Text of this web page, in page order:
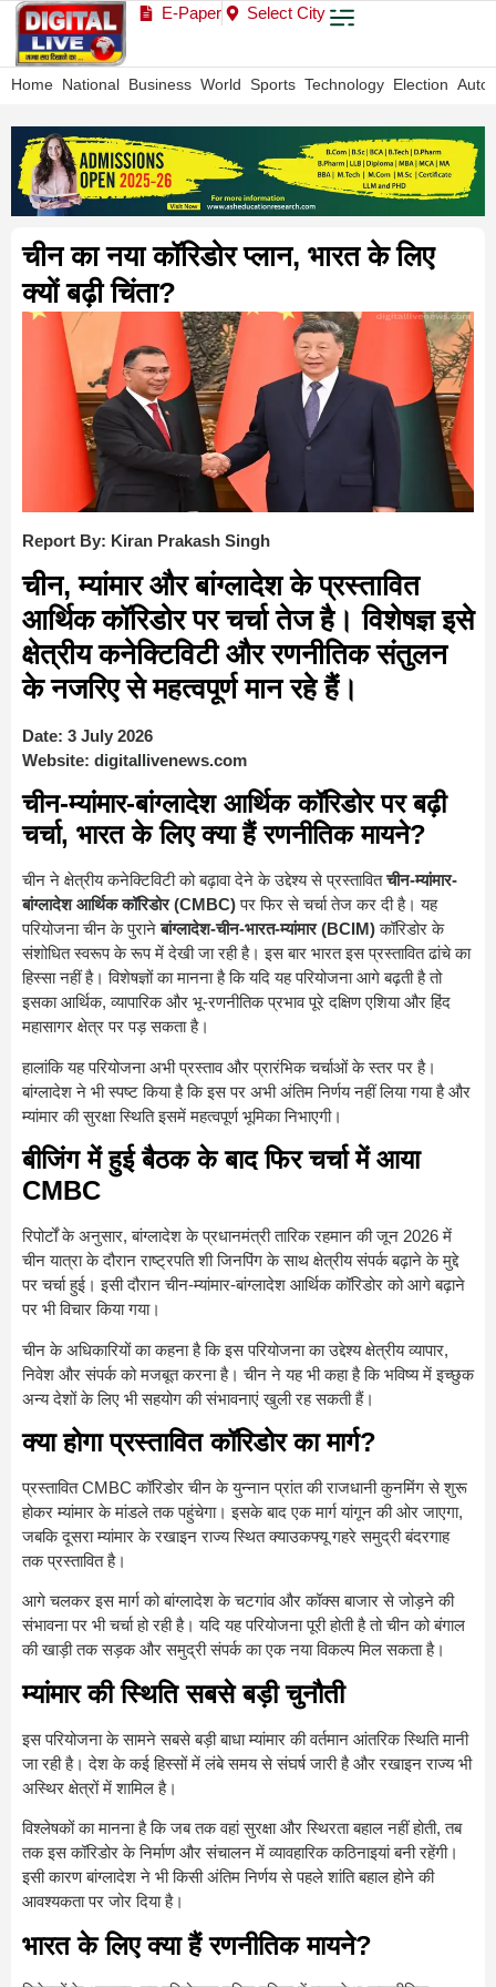
E-Paper Select City
Home National Business World Sports Technology Election Auto
चीन का नया कॉरिडोर प्लान, भारत के लिए
क्यों बढ़ी चिंता?
Report By: Kiran Prakash Singh
चीन, म्यांमार और बांग्लादेश के प्रस्तावित
आर्थिक कॉरिडोर पर चर्चा तेज है। विशेषज्ञ इसे
क्षेत्रीय कनेक्टिविटी और रणनीतिक संतुलन
के नजरिए से महत्वपूर्ण मान रहे हैं।
Date: 3 July 2026
Website: digitallivenews.com
चीन-म्यांमार-बांग्लादेश आर्थिक कॉरिडोर पर बढ़ी
चर्चा, भारत के लिए क्या हैं रणनीतिक मायने?
चीन ने क्षेत्रीय कनेक्टिविटी को बढ़ावा देने के उद्देश्य से प्रस्तावितचीन-म्यांमार-
बांग्लादेश आर्थिक कॉरिडोर (CMBC)पर फिर से चर्चा तेज कर दी है। यह
परियोजना चीन के पुरानेबांग्लादेश-चीन-भारत-म्यांमार (BCIM)कॉरिडोर के
संशोधित स्वरूप के रूप में देखी जा रही है। इस बार भारत इस प्रस्तावित ढांचे का
हिस्सा नहीं है। विशेषज्ञों का मानना है कि यदि यह परियोजना आगे बढ़ती है तो
इसका आर्थिक, व्यापारिक और भू-रणनीतिक प्रभाव पूरे दक्षिण एशिया और हिंद
महासागर क्षेत्र पर पड़ सकता है।
हालांकि यह परियोजना अभी प्रस्ताव और प्रारंभिक चर्चाओं के स्तर पर है।
बांग्लादेश ने भी स्पष्ट किया है कि इस पर अभी अंतिम निर्णय नहीं लिया गया है और
म्यांमार की सुरक्षा स्थिति इसमें महत्वपूर्ण भूमिका निभाएगी।
बीजिंग में हुई बैठक के बाद फिर चर्चा में आया
CMBC
रिपोर्टों के अनुसार, बांग्लादेश के प्रधानमंत्री तारिक रहमान की जून 2026 में
चीन यात्रा के दौरान राष्ट्रपति शी जिनपिंग के साथ क्षेत्रीय संपर्क बढ़ाने के मुद्दे
पर चर्चा हुई। इसी दौरान चीन-म्यांमार-बांग्लादेश आर्थिक कॉरिडोर को आगे बढ़ाने
पर भी विचार किया गया।
चीन के अधिकारियों का कहना है कि इस परियोजना का उद्देश्य क्षेत्रीय व्यापार,
निवेश और संपर्क को मजबूत करना है। चीन ने यह भी कहा है कि भविष्य में इच्छुक
अन्य देशों के लिए भी सहयोग की संभावनाएं खुली रह सकती हैं।
क्या होगा प्रस्तावित कॉरिडोर का मार्ग?
प्रस्तावित CMBC कॉरिडोर चीन के युन्नान प्रांत की राजधानी कुनमिंग से शुरू
होकर म्यांमार के मांडले तक पहुंचेगा। इसके बाद एक मार्ग यांगून की ओर जाएगा,
जबकि दूसरा म्यांमार के रखाइन राज्य स्थित क्याउकफ्यू गहरे समुद्री बंदरगाह
तक प्रस्तावित है।
आगे चलकर इस मार्ग को बांग्लादेश के चटगांव और कॉक्स बाजार से जोड़ने की
संभावना पर भी चर्चा हो रही है। यदि यह परियोजना पूरी होती है तो चीन को बंगाल
की खाड़ी तक सड़क और समुद्री संपर्क का एक नया विकल्प मिल सकता है।
म्यांमार की स्थिति सबसे बड़ी चुनौती
इस परियोजना के सामने सबसे बड़ी बाधा म्यांमार की वर्तमान आंतरिक स्थिति मानी
जा रही है। देश के कई हिस्सों में लंबे समय से संघर्ष जारी है और रखाइन राज्य भी
अस्थिर क्षेत्रों में शामिल है।
विश्लेषकों का मानना है कि जब तक वहां सुरक्षा और स्थिरता बहाल नहीं होती, तब
तक इस कॉरिडोर के निर्माण और संचालन में व्यावहारिक कठिनाइयां बनी रहेंगी।
इसी कारण बांग्लादेश ने भी किसी अंतिम निर्णय से पहले शांति बहाल होने की
आवश्यकता पर जोर दिया है।
भारत के लिए क्या हैं रणनीतिक मायने?